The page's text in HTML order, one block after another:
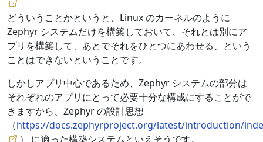
どういうことかというと、Linux のカーネルのように
Zephyr システムだけを構築しておいて、それとは別にア
プリを構築して、あとでそれをひとつにあわせる、という
ことはできないということです。
しかしアプリ中心であるため、Zephyr システムの部分は
それぞれのアプリにとって必要十分な構成にすることがで
きますから、Zephyr の設計思想
（https://docs.zephyrproject.org/latest/introduction/
） に適った構築システムといえそうです。